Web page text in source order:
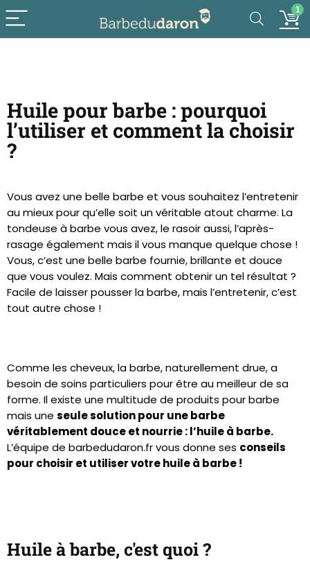
1
Huile pour barbe : pourquoi
l’utiliser et comment la choisir
?
Vous avez une belle barbe et vous souhaitez l’entretenir
au mieux pour qu’elle soit un véritable atout charme. La
tondeuse à barbe vous avez, le rasoir aussi, l’après-
rasage également mais il vous manque quelque chose !
Vous, c’est une belle barbe fournie, brillante et douce
que vous voulez. Mais comment obtenir un tel résultat ?
Facile de laisser pousser la barbe, mais l’entretenir, c’est
tout autre chose !
Comme les cheveux, la barbe, naturellement drue, a
besoin de soins particuliers pour être au meilleur de sa
forme. Il existe une multitude de produits pour barbe
mais une seule solution pour une barbe
véritablement douce et nourrie : l’huile à barbe.
L’équipe de barbedudaron.fr vous donne ses conseils
pour choisir et utiliser votre huile à barbe !
Huile à barbe, c'est quoi ?